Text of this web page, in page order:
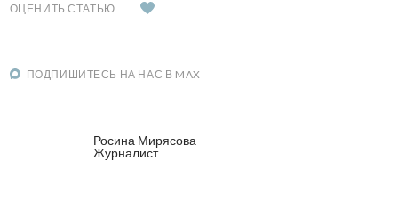
ОЦЕНИТЬ СТАТЬЮ
ПОДПИШИТЕСЬ НА НАС В MAX
Росина Мирясова
Журналист